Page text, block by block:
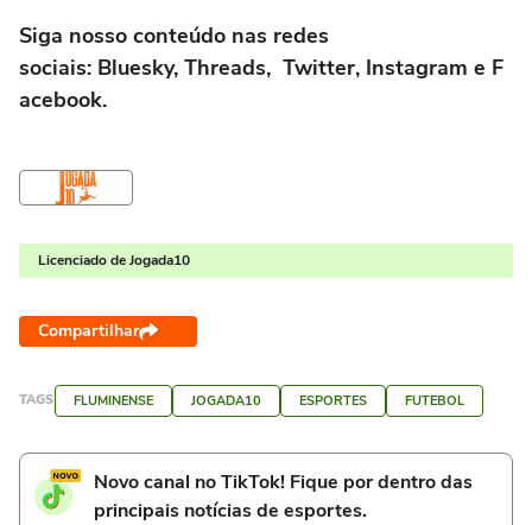
Siga nosso conteúdo nas redes
sociais: Bluesky, Threads, Twitter, Instagram e F
acebook.
Licenciado de Jogada10
Compartilhar
TAGS FLUMINENSE JOGADA10 ESPORTES FUTEBOL
Novo canal no TikTok! Fique por dentro das
principais notícias de esportes.